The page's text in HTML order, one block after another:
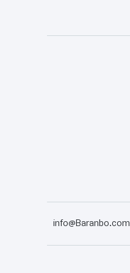
info@Baranbo.com